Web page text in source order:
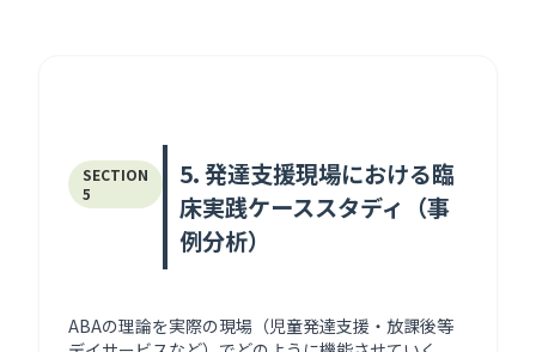
SECTION
5
5. 発達支援現場における臨
床実践ケーススタディ（事
例分析）
ABAの理論を実際の現場（児童発達支援・放課後等